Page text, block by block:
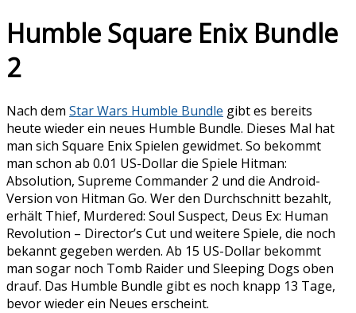
Humble Square Enix Bundle
2
Nach dem Star Wars Humble Bundle gibt es bereits
heute wieder ein neues Humble Bundle. Dieses Mal hat
man sich Square Enix Spielen gewidmet. So bekommt
man schon ab 0.01 US-Dollar die Spiele Hitman:
Absolution, Supreme Commander 2 und die Android-
Version von Hitman Go. Wer den Durchschnitt bezahlt,
erhält Thief, Murdered: Soul Suspect, Deus Ex: Human
Revolution – Director’s Cut und weitere Spiele, die noch
bekannt gegeben werden. Ab 15 US-Dollar bekommt
man sogar noch Tomb Raider und Sleeping Dogs oben
drauf. Das Humble Bundle gibt es noch knapp 13 Tage,
bevor wieder ein Neues erscheint.